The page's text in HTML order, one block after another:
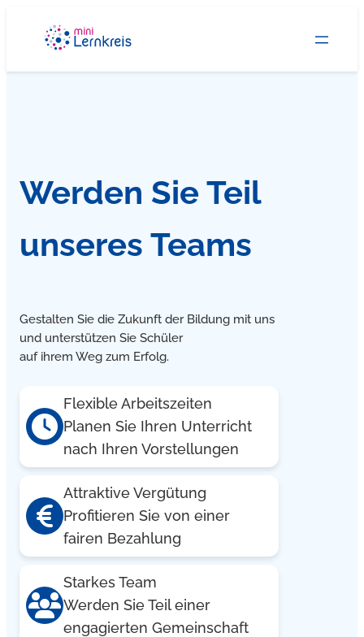
springen
Werden Sie Teil
unseres Teams
Gestalten Sie die Zukunft der Bildung mit uns
und unterstützen Sie Schüler
auf ihrem Weg zum Erfolg.
Flexible Arbeitszeiten
Planen Sie Ihren Unterricht
nach Ihren Vorstellungen
Attraktive Vergütung
Profitieren Sie von einer
fairen Bezahlung
Starkes Team
Werden Sie Teil einer
engagierten Gemeinschaft